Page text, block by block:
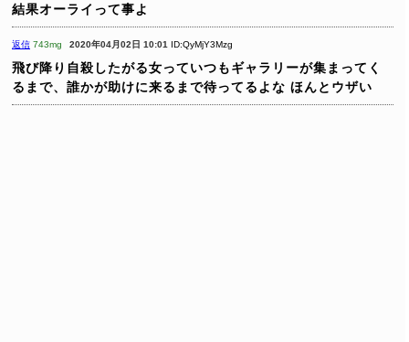
結果オーライって事よ
返信 743mg 2020年04月02日 10:01 ID:QyMjY3Mzg
飛び降り自殺したがる女っていつもギャラリーが集まってく
るまで、誰かが助けに来るまで待ってるよな ほんとウザい